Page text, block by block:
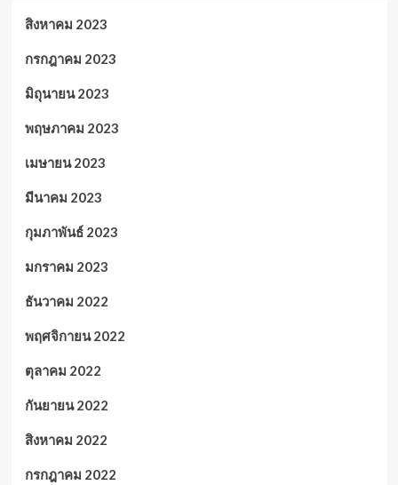
สิงหาคม 2023
กรกฎาคม 2023
มิถุนายน 2023
พฤษภาคม 2023
เมษายน 2023
มีนาคม 2023
กุมภาพันธ์ 2023
มกราคม 2023
ธันวาคม 2022
พฤศจิกายน 2022
ตุลาคม 2022
กันยายน 2022
สิงหาคม 2022
กรกฎาคม 2022